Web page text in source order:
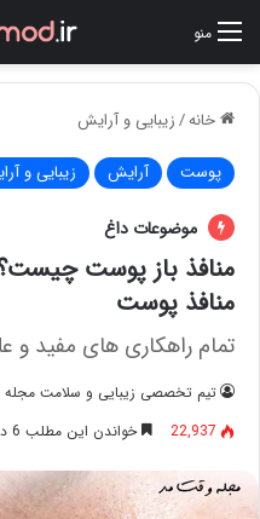
منو
خانه/زیبایی و آرایش
پوست آرایش زیبایی و
موضوعات داغ
منافذ باز پوست
منافذ پوست
تمام راهکاری های مفید و
تیم تخصصی زیبایی و سلامت
22,937
خواندن این مطلب 6 دقیقه زمان میبرد